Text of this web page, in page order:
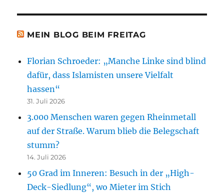
MEIN BLOG BEIM FREITAG
Florian Schroeder: „Manche Linke sind blind
dafür, dass Islamisten unsere Vielfalt
hassen“
31. Juli 2026
3.000 Menschen waren gegen Rheinmetall
auf der Straße. Warum blieb die Belegschaft
stumm?
14. Juli 2026
50 Grad im Inneren: Besuch in der „High-
Deck-Siedlung“, wo Mieter im Stich